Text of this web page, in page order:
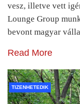
vesz, illetve vett
Lounge Group
bevont magyar
Read More
TIZENHETEDIK